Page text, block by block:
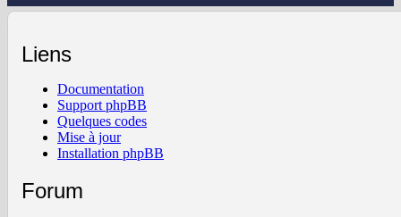
Liens
Documentation
Support phpBB
Quelques codes
Mise à jour
Installation phpBB
Forum